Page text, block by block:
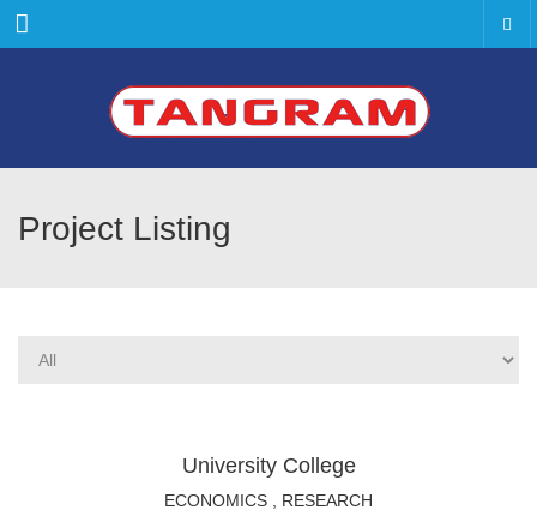
Menu
Project Listing
University College
ECONOMICS RESEARCH